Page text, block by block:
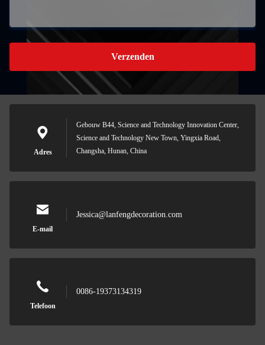
Verzenden
Adres
Gebouw B44, Science and Technology Innovation Center,
Science and Technology New Town, Yingxia Road,
Changsha, Hunan, China
E-mail
Jessica@lanfengdecoration.com
Telefoon
0086-19373134319